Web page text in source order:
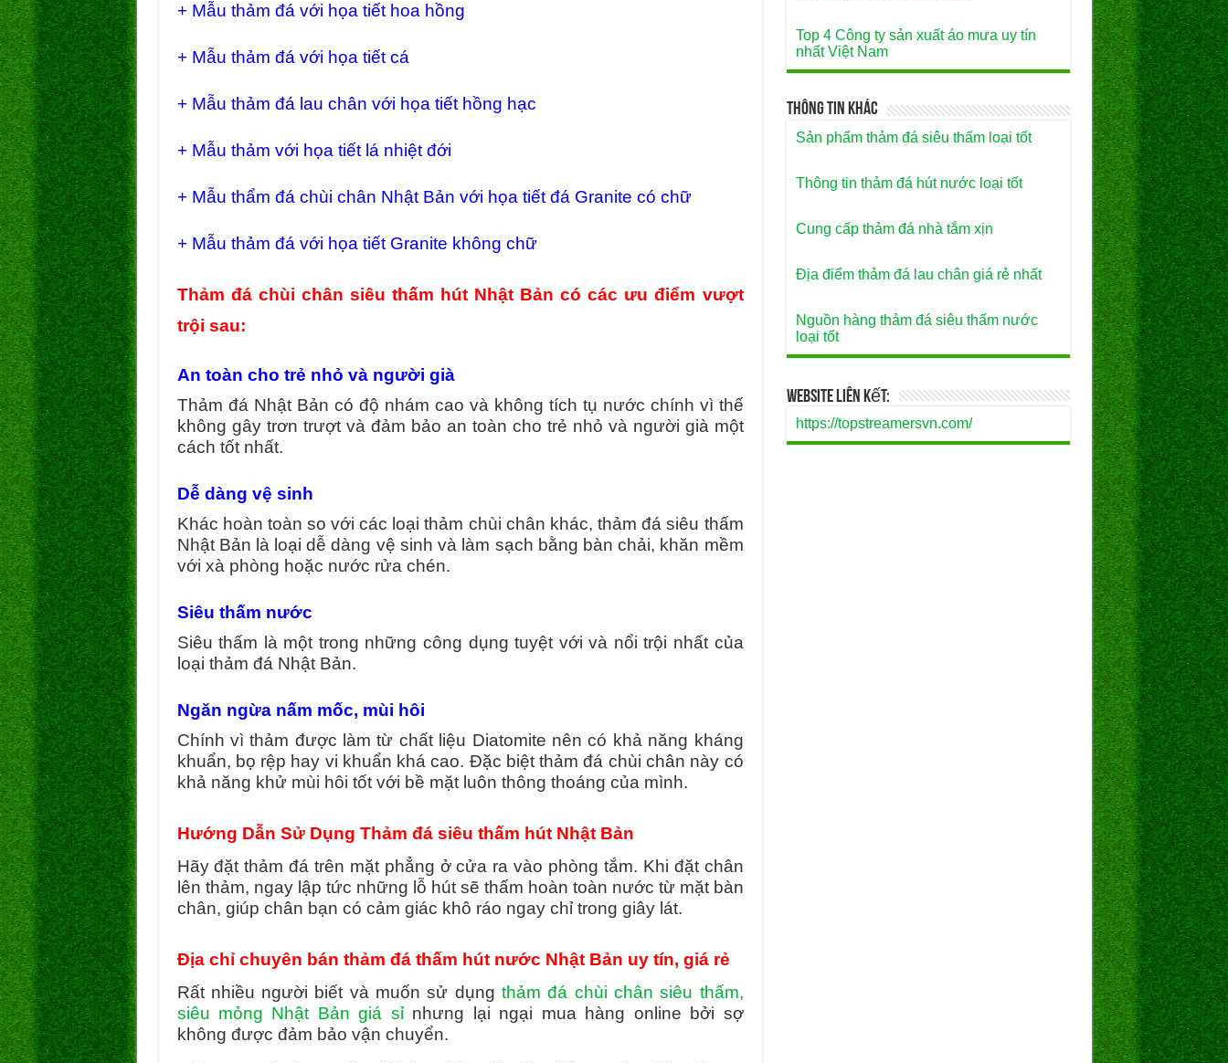
+ Mẫu thảm đá với họa tiết hoa hồng
+ Mẫu thảm đá với họa tiết cá
+ Mẫu thảm đá lau chân với họa tiết hồng hạc
+ Mẫu thảm với họa tiết lá nhiệt đới
+ Mẫu thẩm đá chùi chân Nhật Bản với họa tiết đá Granite có chữ
+ Mẫu thảm đá với họa tiết Granite không chữ
Thảm đá chùi chân siêu thấm hút Nhật Bản có các ưu điểm vượt
trội sau:
An toàn cho trẻ nhỏ và người già
Thảm đá Nhật Bản có độ nhám cao và không tích tụ nước chính vì thế
không gây trơn trượt và đảm bảo an toàn cho trẻ nhỏ và người già một
cách tốt nhất.
Dễ dàng vệ sinh
Khác hoàn toàn so với các loại thảm chùi chân khác, thảm đá siêu thấm
Nhật Bản là loại dễ dàng vệ sinh và làm sạch bằng bàn chải, khăn mềm
với xà phòng hoặc nước rửa chén.
Siêu thấm nước
Siêu thấm là một trong những công dụng tuyệt với và nổi trội nhất của
loại thảm đá Nhật Bản.
Ngăn ngừa nấm mốc, mùi hôi
Chính vì thảm được làm từ chất liệu Diatomite nên có khả năng kháng
khuẩn, bọ rệp hay vi khuẩn khá cao. Đặc biệt thảm đá chùi chân này có
khả năng khử mùi hôi tốt với bề mặt luôn thông thoáng của mình.
Hướng Dẫn Sử Dụng Thảm đá siêu thấm hút Nhật Bản
Hãy đặt thảm đá trên mặt phẳng ở cửa ra vào phòng tắm. Khi đặt chân
lên thảm, ngay lập tức những lỗ hút sẽ thấm hoàn toàn nước từ mặt bàn
chân, giúp chân bạn có cảm giác khô ráo ngay chỉ trong giây lát.
Địa chỉ chuyên bán thảm đá thấm hút nước Nhật Bản uy tín, giá rẻ
Rất nhiều người biết và muốn sử dụng thảm đá chùi chân siêu thấm,
siêu mỏng Nhật Bản giá sỉnhưng lại ngại mua hàng online bởi sợ
không được đảm bảo vận chuyển.
Top 4 Công ty sản xuất áo mưa uy tín
nhất Việt Nam
Thông Tin Khác
Sản phẩm thảm đá siêu thấm loại tốt
Thông tin thảm đá hút nước loại tốt
Cung cấp thảm đá nhà tắm xịn
Địa điểm thảm đá lau chân giá rẻ nhất
Nguồn hàng thảm đá siêu thấm nước
loại tốt
Website Liên Kết:
https://topstreamersvn.com/